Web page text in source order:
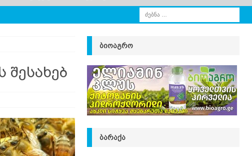
ᲑᲘᲝᲐᲒᲠᲝ
ᲑᲐᲠᲐᲥᲐ